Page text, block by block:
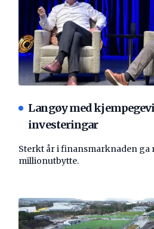
Langøy med
investeringar
Sterkt år i finansmarknaden
millionutbytte.